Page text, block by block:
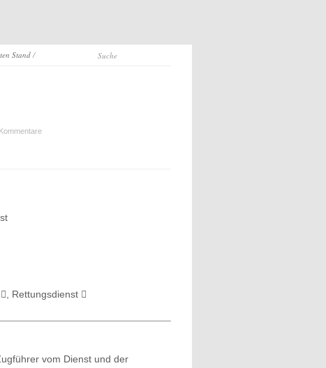
Stand/
, Rettungsdienst
vom Dienst und der